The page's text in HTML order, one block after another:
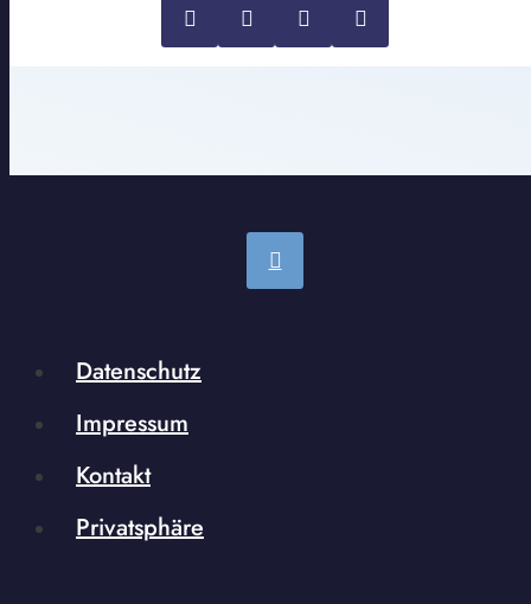
Datenschutz
Impressum
Kontakt
Privatsphäre